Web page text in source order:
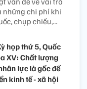
những chi phí khi
chụp chiếu,...
họp thứ 5, Quốc
XV: Chất lượng
lực là gốc để
kinh tế - xã hội